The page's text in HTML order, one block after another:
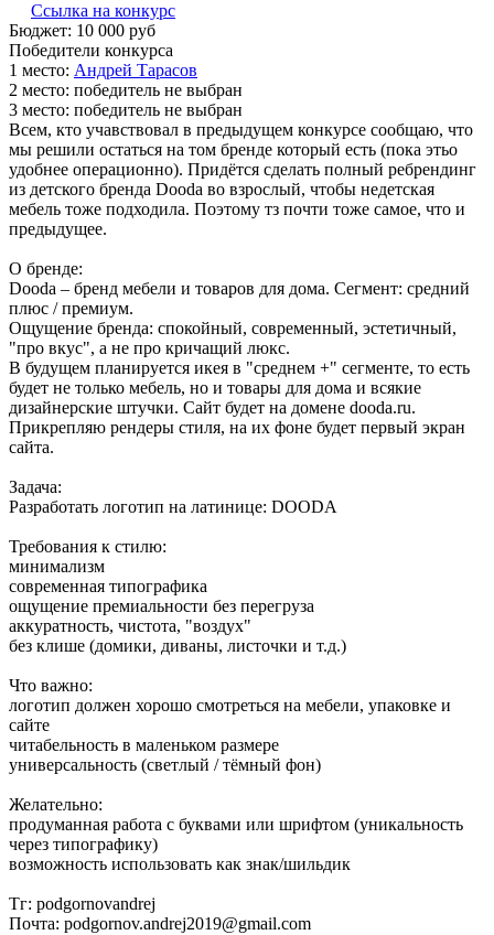
Ссылка на конкурс
Бюджет: 10 000 руб
Победители конкурса
1 место: Ан­дрей Та­расов
2 место: победитель не выбран
3 место: победитель не выбран
Всем, кто учавствовал в предыдущем конкурсе сообщаю, что
мы решили остаться на том бренде который есть (пока этьо
удобнее операционно). Придётся сделать полный ребрендинг
из детского бренда Dooda во взрослый, чтобы недетская
мебель тоже подходила. Поэтому тз почти тоже самое, что и
предыдущее.
О бренде:
Dooda – бренд мебели и товаров для дома. Сегмент: средний
плюс / премиум.
Ощущение бренда: спокойный, современный, эстетичный,
"про вкус", а не про кричащий люкс.
В будущем планируется икея в "среднем +" сегменте, то есть
будет не только мебель, но и товары для дома и всякие
дизайнерские штучки. Сайт будет на домене dooda.ru.
Прикрепляю рендеры стиля, на их фоне будет первый экран
сайта.
Задача:
Разработать логотип на латинице: DOODA
Требования к стилю:
минимализм
современная типографика
ощущение премиальности без перегруза
аккуратность, чистота, "воздух"
без клише (домики, диваны, листочки и т.д.)
Что важно:
логотип должен хорошо смотреться на мебели, упаковке и
сайте
читабельность в маленьком размере
универсальность (светлый / тёмный фон)
Желательно:
продуманная работа с буквами или шрифтом (уникальность
через типографику)
возможность использовать как знак/шильдик
Тг: podgornovandrej
Почта: podgornov.andrej2019@gmail.com